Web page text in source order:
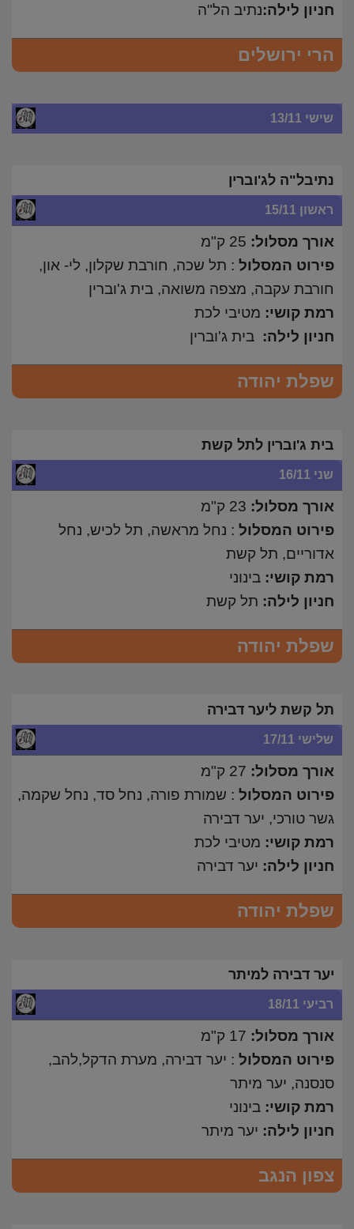
חניון לילה:נתיב הל"ה
הרי ירושלים
שישי 13/11
נתיבל"ה לג'וברין
ראשון 15/11
אורך מסלול: 25 ק"מ
פירוט המסלול : תל שכה, חורבת שקלון, לי- און,
חורבת עקבה, מצפה משואה, בית ג'וברין
רמת קושי: מטיבי לכת
חניון לילה: בית ג'וברין
שפלת יהודה
בית ג'וברין לתל קשת
שני 16/11
אורך מסלול: 23 ק"מ
פירוט המסלול : נחל מראשה, תל לכיש, נחל
אדוריים, תל קשת
רמת קושי: בינוני
חניון לילה: תל קשת
שפלת יהודה
תל קשת ליער דבירה
שלישי 17/11
אורך מסלול: 27 ק"מ
פירוט המסלול : שמורת פורה, נחל סד, נחל שקמה,
גשר טורכי, יער דבירה
רמת קושי: מטיבי לכת
חניון לילה: יער דבירה
שפלת יהודה
יער דבירה למיתר
רביעי 18/11
אורך מסלול: 17 ק"מ
פירוט המסלול : יער דבירה, מערת הדקל,להב,
סנסנה, יער מיתר
רמת קושי: בינוני
חניון לילה: יער מיתר
צפון הנגב